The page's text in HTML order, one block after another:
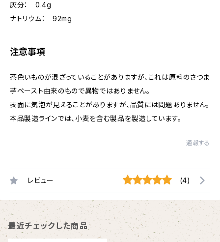
灰分： 0.4g
ナトリウム： 92mg
注意事項
茶色いものが混ざっていることがありますが、これは原料のさつま
芋ペースト由来のもので異物ではありません。
表面に気泡が見えることがありますが、品質には問題ありません。
本品製造ラインでは、小麦を含む製品を製造しています。
通報する
レビュー (4)
最近チェックした商品